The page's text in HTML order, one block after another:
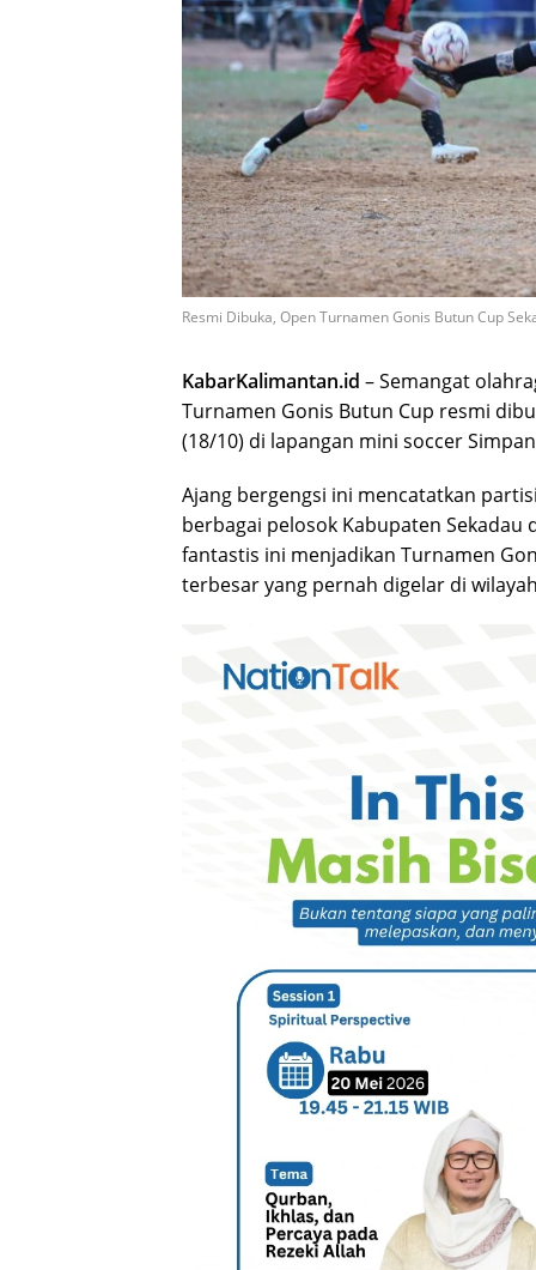
Resmi Dibuka, Open Turnamen Gonis Butun Cup
KabarKalimantan.id – Semangat
Turnamen Gonis Butun Cup resmi
(18/10) di lapangan mini soccer
Ajang bergengsi ini mencatatkan
berbagai pelosok Kabupaten Sekadau
fantastis ini menjadikan Turnamen
terbesar yang pernah digelar di